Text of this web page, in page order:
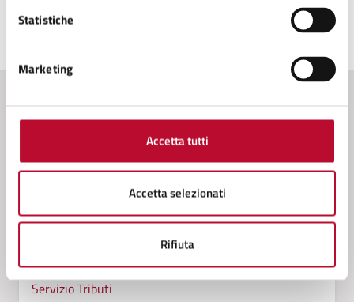
Statistiche
Marketing
Accetta tutti
Accetta selezionati
Rifiuta
Contenuti correlati
Amministrazione
Conferenza Zonale per l’Educazione e l’Istruzione
Servizio Cultura
Servizio Tributi